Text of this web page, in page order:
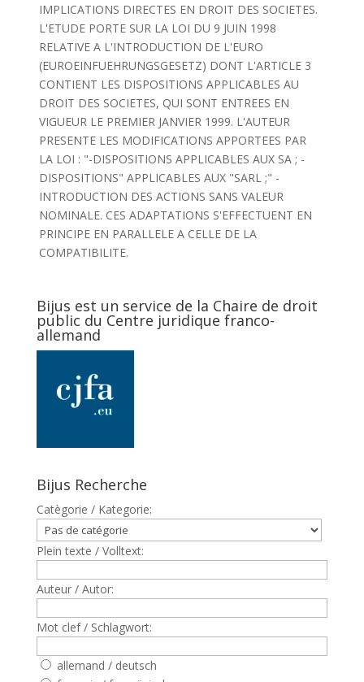
IMPLICATIONS DIRECTES EN DROIT DES SOCIETES.
L'ETUDE PORTE SUR LA LOI DU 9 JUIN 1998
RELATIVE A L'INTRODUCTION DE L'EURO
(EUROEINFUEHRUNGSGESETZ) DONT L'ARTICLE 3
CONTIENT LES DISPOSITIONS APPLICABLES AU
DROIT DES SOCIETES, QUI SONT ENTREES EN
VIGUEUR LE PREMIER JANVIER 1999. L'AUTEUR
PRESENTE LES MODIFICATIONS APPORTEES PAR
LA LOI : "-DISPOSITIONS APPLICABLES AUX SA ; -
DISPOSITIONS" APPLICABLES AUX "SARL ;" -
INTRODUCTION DES ACTIONS SANS VALEUR
NOMINALE. CES ADAPTATIONS S'EFFECTUENT EN
PRINCIPE EN PARALLELE A CELLE DE LA
COMPATIBILITE.
Bijus est un service de la Chaire de droit
public du Centre juridique franco-
allemand
Bijus Recherche
Catègorie / Kategorie:
Plein texte / Volltext:
Auteur / Autor:
Mot clef / Schlagwort:
allemand / deutsch